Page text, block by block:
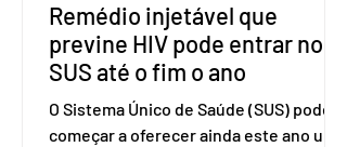
Remédio injetável que
previne HIV pode entrar no
SUS até o fim o ano
O Sistema Único de Saúde (SUS) pode
começar a oferecer ainda este ano uma